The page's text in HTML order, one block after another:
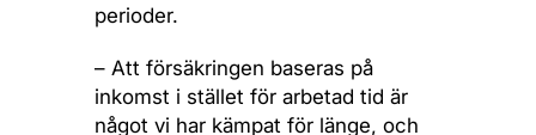
perioder.
– Att försäkringen baseras på
inkomst i stället för arbetad tid är
något vi har kämpat för länge, och